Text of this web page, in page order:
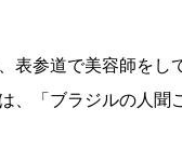
表参道で美容師をし
、「ブラジルの人聞